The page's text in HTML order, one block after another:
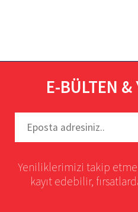
E-BÜLTEN &
Yeniliklerimizi takip
kayıt edebilir,